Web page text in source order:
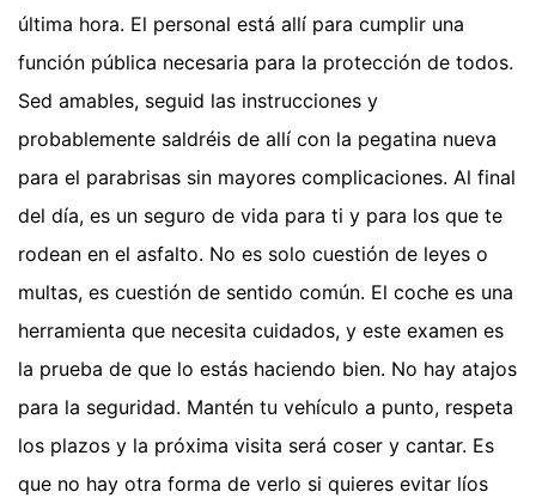
última hora. El personal está allí para cumplir una
función pública necesaria para la protección de todos.
Sed amables, seguid las instrucciones y
probablemente saldréis de allí con la pegatina nueva
para el parabrisas sin mayores complicaciones. Al final
del día, es un seguro de vida para ti y para los que te
rodean en el asfalto. No es solo cuestión de leyes o
multas, es cuestión de sentido común. El coche es una
herramienta que necesita cuidados, y este examen es
la prueba de que lo estás haciendo bien. No hay atajos
para la seguridad. Mantén tu vehículo a punto, respeta
los plazos y la próxima visita será coser y cantar. Es
que no hay otra forma de verlo si quieres evitar líos